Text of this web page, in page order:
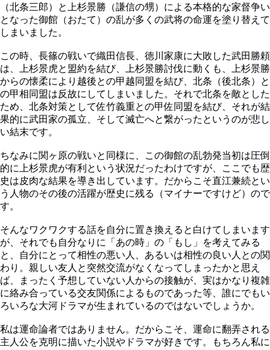
（北条三郎）と上杉景勝（謙信の甥）による本格的な家督争い
となった御館（おたて）の乱が多くの武将の命運を塗り替えて
しまいました。
この時、長篠の戦いで織田信長、徳川家康に大敗した武田勝頼
は、上杉景虎と盟約を結び、上杉景勝討伐に動くも、上杉景勝
からの懐柔により越後との甲越同盟を結び、北条（後北条）と
の甲相同盟は反故にしてしまいました。それで北条を敵とした
ため、北条対策として佐竹義重との甲佐同盟を結び、それが結
果的に武田家の孤立、そして滅亡へと繋がったというのが悲し
い結末です。
ちなみに関ヶ原の戦いと同様に、この御館の乱勃発当初は圧倒
的に上杉景虎が有利という状況だったわけですが、ここでも歴
史は皮肉な結果を導き出しています。だからこそ直江兼続とい
う人物のその後の活躍が歴史に残る（マイナーですけど）ので
す。
そんなワクワクする話を自分に置き換えると白けてしまいます
が、それでも自分なりに「あの時」の「もし」を考えてみる
と、自分にとって相性の悪い人、あるいは相性の良い人との関
わり。親しい友人と突然交流がなくなってしまったかと思え
ば、まったく予想していない人からの接触が、実はかなり複雑
に絡み合っている交友関係によるものであった等、誰にでもい
ろいろな大河ドラマが生まれているのではないでしょうか。
私は運命論者ではありません。だからこそ、運命に翻弄される
主人公を克明に描いた小説やドラマが好きです。もちろん私に